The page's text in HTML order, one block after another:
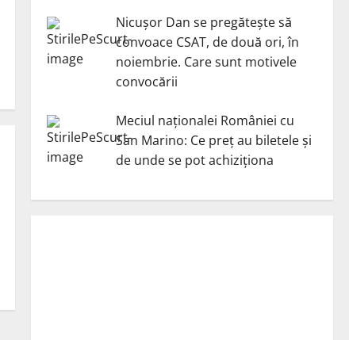
Nicuşor Dan se pregăteşte să
convoace CSAT, de două ori, în
noiembrie. Care sunt motivele
convocării
Meciul naționalei României cu
San Marino: Ce preț au biletele și
de unde se pot achiziționa